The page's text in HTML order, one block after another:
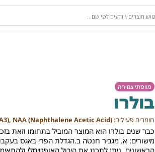
מווסתי צמיחה
בולרו
חומרים פעילים:NAA (Naphthalene Acetic Acid)
כבר שנים בולרו הוא המוצר המוביל בתחומו וזאת
מישורים: א. מגביר חנטה ב.הגדלת הפרי באגס
הראשונים, ניתן לתכנן את היבול האופטימלי